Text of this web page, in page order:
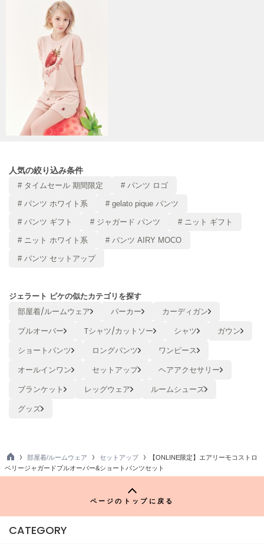
ミーエスミーム
Mila Owen
ミラオーウェン
モワージュ
MUCHA
NEW Balance
nezu
ネズ
ナイキ
ナウンス
ヌル
On
Onitsuka Tiger
オニツカ タイガー
ORR
PATRICK
パトリック
人気の絞り込み条件
# タイムセール 期間限定 # パンツ ロゴ
# パンツ ホワイト系 # gelato pique パンツ
# パンツ ギフト # ジャガード パンツ # ニット ギフト
# ニット ホワイト系 # パンツ AIRY MOCO
# パンツ セットアップ
ジェラート ピケの似たカテゴリを探す
部屋着/ルームウェア パーカー
カーディガン
プルオーバー
Tシャツ/カットソー シャツ
ガウン
ショートパンツ
ロングパンツ
ワンピース
オールインワン
セットアップ
ヘアアクセサリー
ブランケット
レッグウェア
ルームシューズ
グッズ
TO
P
部屋着/ルームウェア セットアップ
【ONLINE限定】エアリーモコストロ
ベリージャガードプルオーバー&ショートパンツセット
ページのトップに戻る
CATEGORY